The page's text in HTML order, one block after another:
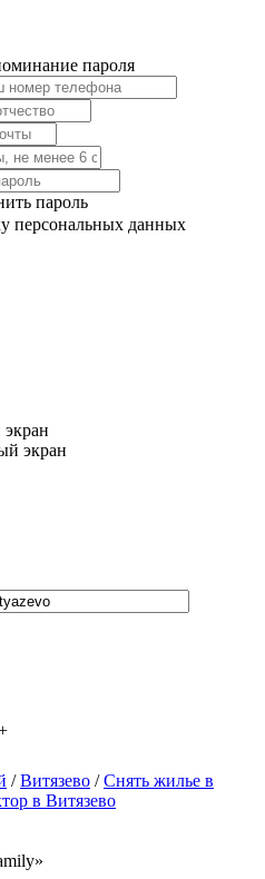
пароля
пароль
персональных данных
/Витязево /Снять жилье в
в Витязево